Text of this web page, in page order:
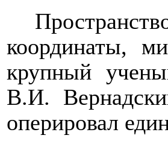
координаты,
крупный
В.И.
оперировал